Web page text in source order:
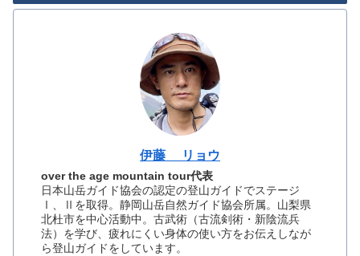
伊藤 リョウ
over the age mountain tour代表
日本山岳ガイド協会の認定の登山ガイドでステージ
Ⅰ、Ⅱを取得。静岡山岳自然ガイド協会所属。山梨県
北杜市を中心活動中。古武術（古流剣術・新陰流兵
法）を学び、疲れにくい身体の使い方をお伝えしなが
ら登山ガイドをしています。